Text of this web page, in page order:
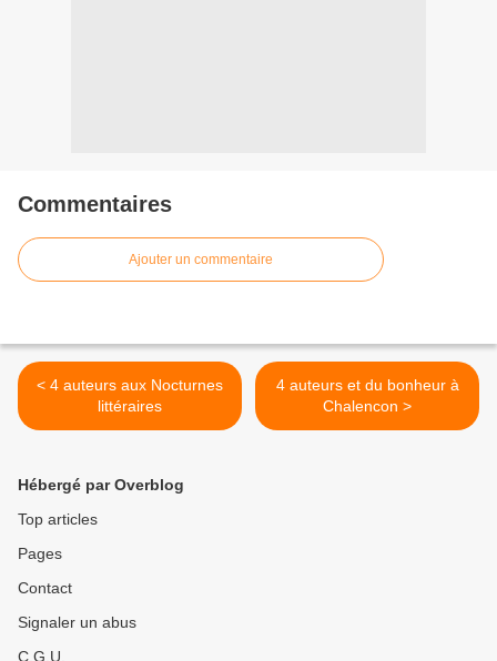
Commentaires
Ajouter un commentaire
< 4 auteurs aux Nocturnes
littéraires
4 auteurs et du bonheur à
Chalencon >
Hébergé par Overblog
Top articles
Pages
Contact
Signaler un abus
C.G.U.